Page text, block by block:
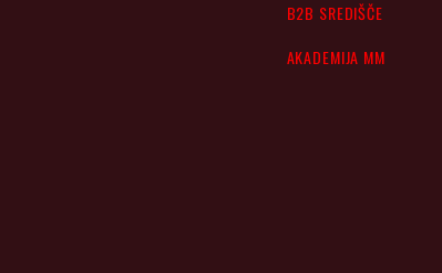
B2B SREDIŠČE
AKADEMIJA MM